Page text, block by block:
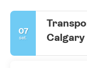
07
set.
Calgary